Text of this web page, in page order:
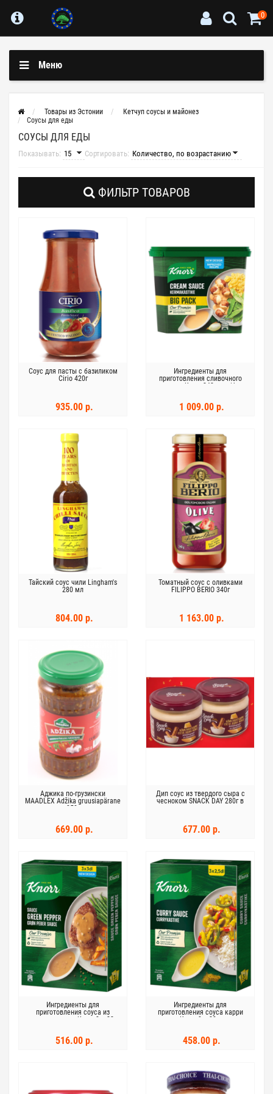
0
Меню
Товары из Эстонии
Кетчуп соусы и майонез
Соусы для еды
СОУСЫ ДЛЯ ЕДЫ
Показывать: Сортировать:
ФИЛЬТР ТОВАРОВ
Соус для пасты с базиликом
Cirio 420г
935.00 р.
Ингредиенты для
приготовления сливочного
соуса Knorr 242 г в п/б
1 009.00 р.
Тайский соус чили Lingham's
280 мл
804.00 р.
Томатный соус с оливками
FILIPPO BERIO 340г
1 163.00 р.
Аджика по-грузински
MAADLEX Adžika gruusiapärane
350г
669.00 р.
Дип соус из твердого сыра с
чесноком SNACK DAY 280г в
677.00 р.
Ингредиенты для
приготовления соуса из
зеленого перца Knorr 3 × 22 г
516.00 р.
Ингредиенты для
приготовления соуса карри
Knorr 3 × 20 г
458.00 р.